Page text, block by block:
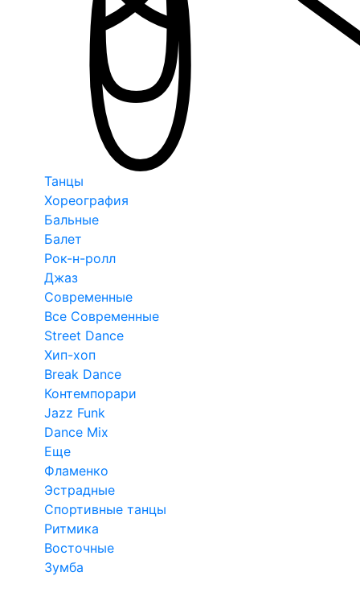
Танцы
Хореография
Бальные
Балет
Рок-н-ролл
Джаз
Современные
Все Современные
Street Dance
Хип-хоп
Break Dance
Контемпорари
Jazz Funk
Dance Mix
Еще
Фламенко
Эстрадные
Спортивные танцы
Ритмика
Восточные
Зумба